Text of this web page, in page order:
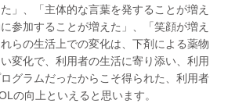
」、「主体的な言葉を発することが増え
参加することが増えた」、「笑顔が増え
らの生活上での変化は、下剤による薬物
変化で、利用者の生活に寄り添い、利用
グラムだったからこそ得られた、利用者
の向上といえると思います。